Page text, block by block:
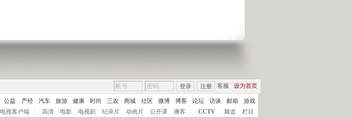
客服 设为首页
登录 注册
公益 产经 汽车 旅游 健康 时尚 三农 商城 社区 微博 博客 论坛 访谈 邮箱
游戏
视客户端 | 高清 电影 电视剧 纪录片 动画片 公开课 播客 | CCTV 频道 栏目